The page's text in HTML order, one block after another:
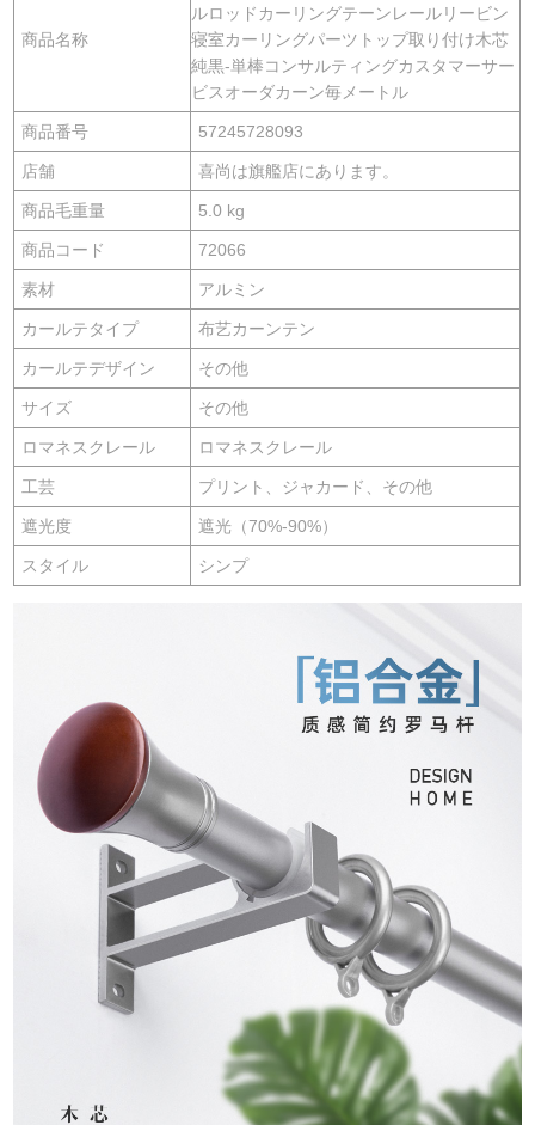
商品名称
ルロッドカーリングテーンレールリービン
寝室カーリングパーツトップ取り付け木芯
純黒-単棒コンサルティングカスタマーサー
ビスオーダカーン毎メートル
商品番号 57245728093
店舗 喜尚は旗艦店にあります。
商品毛重量 5.0 kg
商品コード 72066
素材 アルミン
カールテタイプ 布艺カーンテン
カールテデザイン その他
サイズ その他
ロマネスクレール ロマネスクレール
工芸 プリント、ジャカード、その他
遮光度 遮光（70%-90%）
スタイル シンプ